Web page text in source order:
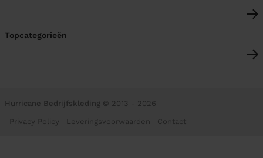
Topcategorieën
Hurricane Bedrijfskleding © 2013 - 2026
Privacy Policy Leveringsvoorwaarden Contact